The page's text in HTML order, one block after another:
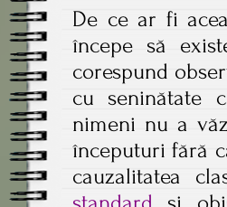
De ce ar fi
începe să
corespund
cu seninătate
nimeni nu a
începuturi fără
cauzalitatea